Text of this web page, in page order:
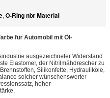
, O-Ring nbr Material
für Automobil mit Öl-
ausgezeichneter Widerstand
Elastomer, der Nitrilmähdrescher zu
Silikonfette, Hydrauliköle,
solcher wünschenswerter
hoher